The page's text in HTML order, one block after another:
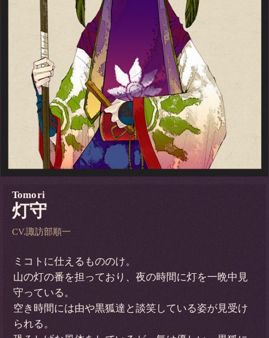
Tomori
灯守
CV.諏訪部順一
ミコトに仕えるもののけ。
山の灯の番を担っており、夜の時間に灯を一晩中見
守っている。
空き時間には由や黒狐達と談笑している姿が見受け
られる。